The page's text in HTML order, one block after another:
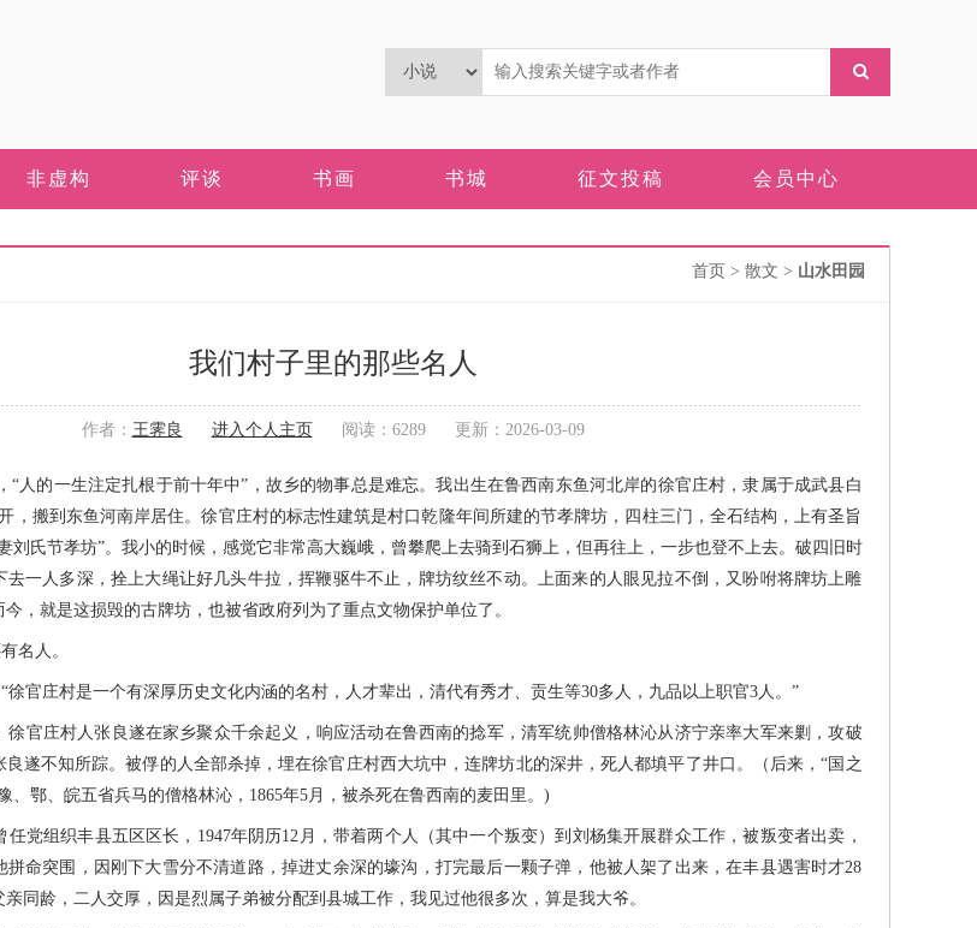
非虚构 评谈 书画 书城 征文投稿 会员中心
首页 > 散文 > 山水田园
我们村子里的那些名人
作者： 王霁良 进入个人主页 阅读：6289 更新：2026-03-09
“人的一生注定扎根于前十年中”，故乡的物事总是难忘。我出生在鲁西南东鱼河北岸的徐官庄村，隶属于成武县白
，搬到东鱼河南岸居住。徐官庄村的标志性建筑是村口乾隆年间所建的节孝牌坊，四柱三门，全石结构，上有圣旨
刘氏节孝坊”。我小的时候，感觉它非常高大巍峨，曾攀爬上去骑到石狮上，但再往上，一步也登不上去。破四旧时
去一人多深，拴上大绳让好几头牛拉，挥鞭驱牛不止，牌坊纹丝不动。上面来的人眼见拉不倒，又吩咐将牌坊上雕
今，就是这损毁的古牌坊，也被省政府列为了重点文物保护单位了。
名人。
官庄村是一个有深厚历史文化内涵的名村，人才辈出，清代有秀才、贡生等30多人，九品以上职官3人。”
官庄村人张良遂在家乡聚众千余起义，响应活动在鲁西南的捻军，清军统帅僧格林沁从济宁亲率大军来剿，攻破
遂不知所踪。被俘的人全部杀掉，埋在徐官庄村西大坑中，连牌坊北的深井，死人都填平了井口。（后来，“国之
、鄂、皖五省兵马的僧格林沁，1865年5月，被杀死在鲁西南的麦田里。)
组织丰县五区区长，1947年阴历12月，带着两个人（其中一个叛变）到刘杨集开展群众工作，被叛变者出卖，
拼命突围，因刚下大雪分不清道路，掉进丈余深的壕沟，打完最后一颗子弹，他被人架了出来，在丰县遇害时才28
同龄，二人交厚，因是烈属子弟被分配到县城工作，我见过他很多次，算是我大爷。